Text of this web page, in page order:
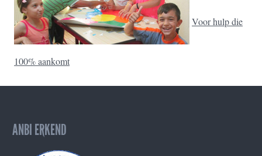
Voor hulp die
100% aankomt
ANBI ERKEND